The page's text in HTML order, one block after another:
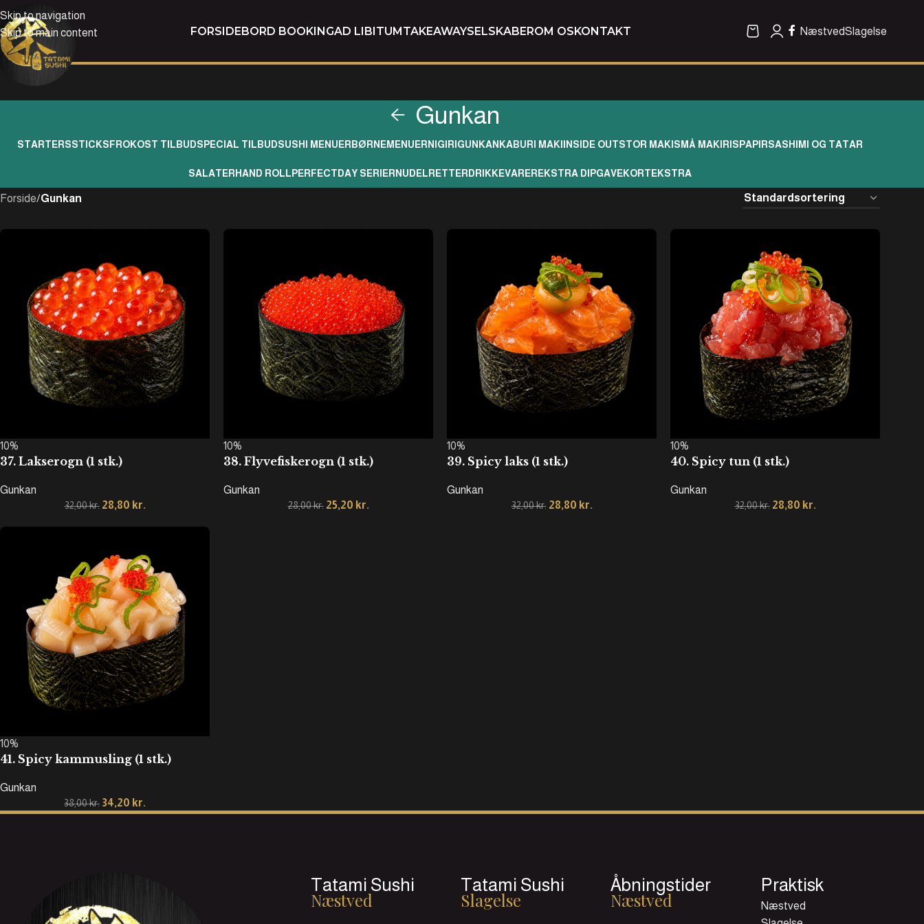
Skip to navigation
Skip to main content
FORSIDEBORD BOOKINGAD LIBITUMTAKEAWAYSELSKABEROM OSKONTAKT NæstvedSlagelse
Gunkan
STARTERSSTICKSFROKOST TILBUDSPECIAL TILBUDSUSHI MENUERBØRNEMENUERNIGIRIGUNKANKABURI MAKIINSIDE OUTSTOR MAKISMÅ MAKIRISPAPIRSASHIMI OG TATAR
SALATERHAND ROLLPERFECTDAY SERIERNUDELRETTERDRIKKEVAREREKSTRA DIPGAVEKORTEKSTRA
Forside/Gunkan
10%
37. Lakserogn (1 stk.)
Gunkan
32,00kr. 28,80 kr.
10%
38. Flyvefiskerogn (1 stk.)
Gunkan
28,00kr. 25,20 kr.
10%
39. Spicy laks (1 stk.)
Gunkan
32,00kr. 28,80 kr.
10%
40. Spicy tun (1 stk.)
Gunkan
32,00kr. 28,80 kr.
10%
41. Spicy kammusling (1 stk.)
Gunkan
38,00kr. 34,20 kr.
Tatami Sushi
Næstved
Tatami Sushi
Slagelse
Åbningstider
Næstved
Praktisk
Næstved